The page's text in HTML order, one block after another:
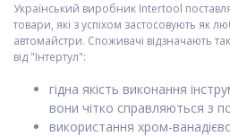
Український виробник Intertool
товари, які з успіхом застосовують як
автомайстри. Споживачі відзначають
від "Інтертул":
гідна якість виконання
вони чітко справляються з
використання хром-